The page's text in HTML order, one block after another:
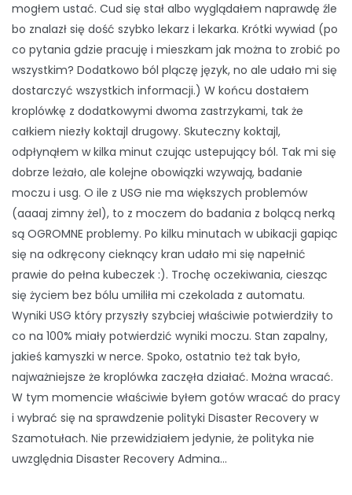
mogłem ustać. Cud się stał albo wyglądałem naprawdę źle
bo znalazł się dość szybko lekarz i lekarka. Krótki wywiad (po
co pytania gdzie pracuję i mieszkam jak można to zrobić po
wszystkim? Dodatkowo ból plączę język, no ale udało mi się
dostarczyć wszystkich informacji.) W końcu dostałem
kroplówkę z dodatkowymi dwoma zastrzykami, tak że
całkiem niezły koktajl drugowy. Skuteczny koktajl,
odpłynąłem w kilka minut czując ustepujący ból. Tak mi się
dobrze leżało, ale kolejne obowiązki wzywają, badanie
moczu i usg. O ile z USG nie ma większych problemów
(aaaaj zimny żel), to z moczem do badania z bolącą nerką
są OGROMNE problemy. Po kilku minutach w ubikacji gapiąc
się na odkręcony cieknący kran udało mi się napełnić
prawie do pełna kubeczek :). Trochę oczekiwania, ciesząc
się życiem bez bólu umiliła mi czekolada z automatu.
Wyniki USG który przyszły szybciej właściwie potwierdziły to
co na 100% miały potwierdzić wyniki moczu. Stan zapalny,
jakieś kamyszki w nerce. Spoko, ostatnio też tak było,
najważniejsze że kroplówka zaczęła działać. Można wracać.
W tym momencie właściwie byłem gotów wracać do pracy
i wybrać się na sprawdzenie polityki Disaster Recovery w
Szamotułach. Nie przewidziałem jedynie, że polityka nie
uwzględnia Disaster Recovery Admina…